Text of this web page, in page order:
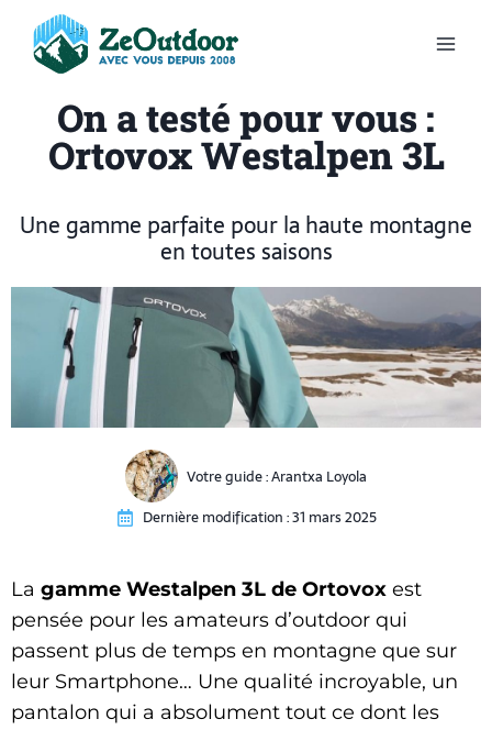
On a testé pour vous :
Ortovox Westalpen 3L
Une gamme parfaite pour la haute montagne
en toutes saisons
Votre guide :Arantxa Loyola
Dernière modification :31 mars 2025
La gamme Westalpen 3L de Ortovox est
pensée pour les amateurs d’outdoor qui
passent plus de temps en montagne que sur
leur Smartphone… Une qualité incroyable, un
pantalon qui a absolument tout ce dont les